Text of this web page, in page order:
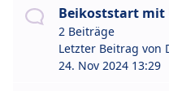
Beikoststart
2 Beiträge
Letzter Beitrag von
24. Nov 2024 13:29